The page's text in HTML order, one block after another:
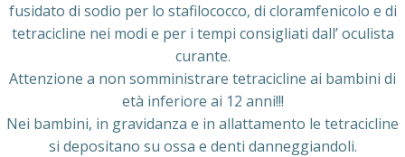
fusidato di sodio per lo stafilococco, di cloramfenicolo e di
tetracicline nei modi e per i tempi consigliati dall’ oculista
curante.
Attenzione a non somministrare tetracicline ai bambini di
età inferiore ai 12 anni!!!
Nei bambini, in gravidanza e in allattamento le tetracicline
si depositano su ossa e denti danneggiandoli.